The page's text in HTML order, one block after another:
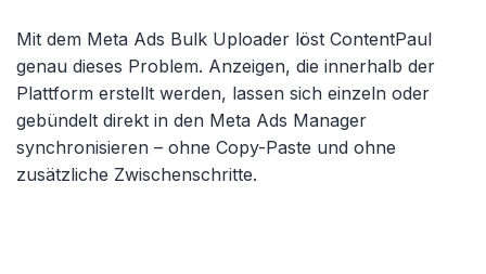
Mit dem Meta Ads Bulk Uploader löst ContentPaul
genau dieses Problem. Anzeigen, die innerhalb der
Plattform erstellt werden, lassen sich einzeln oder
gebündelt direkt in den Meta Ads Manager
synchronisieren – ohne Copy-Paste und ohne
zusätzliche Zwischenschritte.